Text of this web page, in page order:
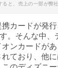
と、売上の一部が弊
カードが発
。そんな中、
ンカードが
ており、他